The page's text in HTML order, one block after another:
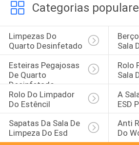
Categorias
Limpezas Do
Quarto Desinfetado
Sala
Esteiras Pegajosas
De Quarto
Desinfetado
Rolo
Sala
Rolo Do Limpador
Do Estêncil
A
ESD
Sapatas Da Sala De
Limpeza Do Esd
Anti
Do